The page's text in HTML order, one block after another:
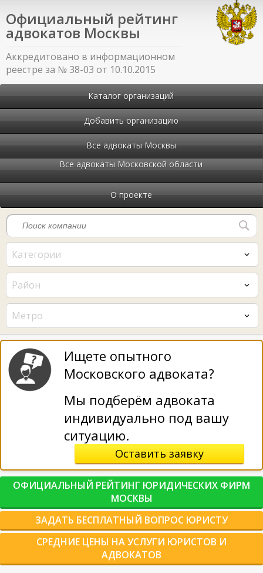
Официальный рейтинг
адвокатов Москвы
Аккредитовано в информационном
реестре за № 38-03 от 10.10.2015
Каталог организаций
Добавить организацию
Все адвокаты Москвы
Все адвокаты Московской области
О проекте
Категории
Район
Метро
Ищете опытного
Московского адвоката?
Мы подберём адвоката
индивидуально под вашу
ситуацию.
Оставить заявку
ОФИЦИАЛЬНЫЙ РЕЙТИНГ ЮРИДИЧЕСКИХ ФИРМ
МОСКВЫ
ЗАДАТЬ БЕСПЛАТНЫЙ ВОПРОС ЮРИСТУ
СРЕДНИЕ ЦЕНЫ НА УСЛУГИ ЮРИСТОВ И
АДВОКАТОВ